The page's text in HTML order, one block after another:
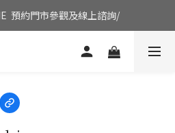
預約門市參觀及線上諮詢/